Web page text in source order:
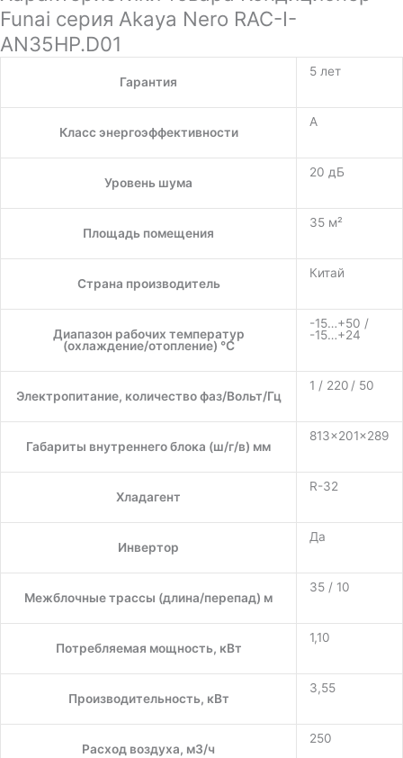
Funai серия Akaya Nero RAC-I-
AN35HP.D01
Гарантия
5 лет
Класс энергоэффективности
A
Уровень шума
20 дБ
Площадь помещения
35 м²
Страна производитель
Китай
Диапазон рабочих температур
(охлаждение/отопление) °C
-15…+50 /
-15…+24
Электропитание, количество фаз/Вольт/Гц
1 / 220 / 50
Габариты внутреннего блока (ш/г/в) мм
813×201×289
Хладагент
R-32
Инвертор
Да
Межблочные трассы (длина/перепад) м
35 / 10
Потребляемая мощность, кВт
1,10
Производительность, кВт
3,55
Расход воздуха, м3/ч
250